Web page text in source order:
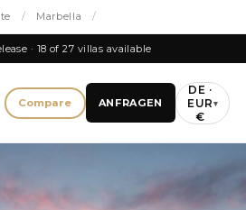
/ Marbella /
· 18 of 27 villas available
Compare ANFRAGEN
DE ·
EUR
€
▾